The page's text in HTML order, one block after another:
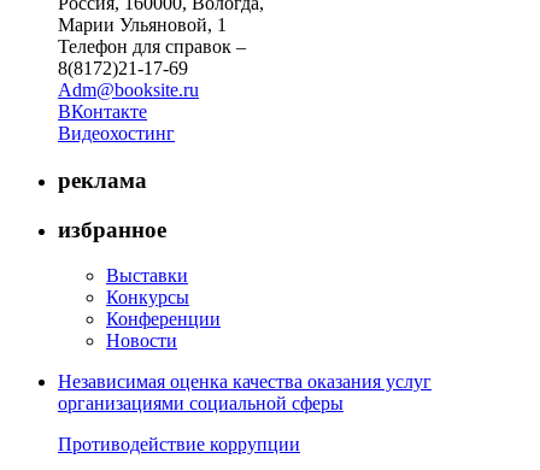
Марии Ульяновой, 1
Телефон для справок –
8(8172)21-17-69
Adm@booksite.ru
ВКонтакте
Видеохостинг
реклама
избранное
Выставки
Конкурсы
Конференции
Новости
Независимая оценка качества оказания услуг
организациями социальной сферы
Противодействие коррупции